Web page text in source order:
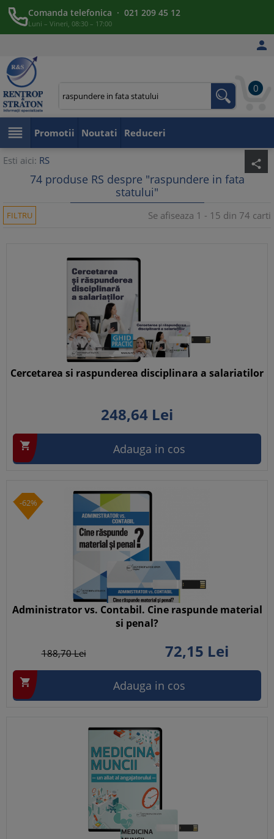
Comanda telefonica · 021 209 45 12
Luni – Vineri, 08:30 – 17:00

0
 Promotii Noutati Reduceri
Esti aici: RS share
74 produse RS despre "raspundere in fata
statului"
FILTRU Se afiseaza 1 - 15 din 74 carti
Cercetarea si raspunderea disciplinara a salariatilor
248,64 Lei
 Adauga in cos
-62%
Administrator vs. Contabil. Cine raspunde material
si penal?
188,70Lei 72,15 Lei
 Adauga in cos